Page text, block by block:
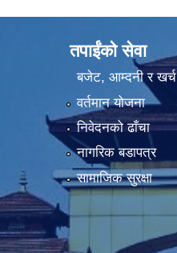
तपाईंको सेवा
बजेट, आम्दनी र खर्च
वर्तमान योजना
निवेदनको ढाँचा
नागरिक बडापत्र
सामाजिक सुरक्षा